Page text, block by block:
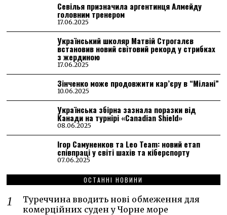
Севілья призначила аргентинця Алмейду
головним тренером
17.06.2025
Український школяр Матвій Строгалєв
встановив новий світовий рекорд у стрибках
з жердиною
17.06.2025
Зінченко може продовжити кар’єру в “Мілані”
10.06.2025
Українська збірна зазнала поразки від
Канади на турнірі «Canadian Shield»
08.06.2025
Ігор Самуненков та Leo Team: новий етап
співпраці у світі шахів та кіберспорту
07.06.2025
ОСТАННІ НОВИНИ
Туреччина вводить нові обмеження для
комерційних суден у Чорне море